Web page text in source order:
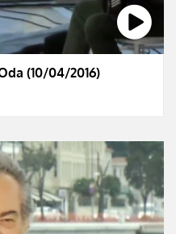
(10/04/2016)